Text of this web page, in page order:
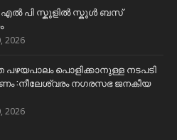
എൽ പി സ്കൂളിൽ സ്കൂൾ ബസ്
2026
പഴയപാലം പൊളിക്കാനുള്ള നടപടി
:നീലേശ്വരം നഗരസഭ ജനകീയ
2026